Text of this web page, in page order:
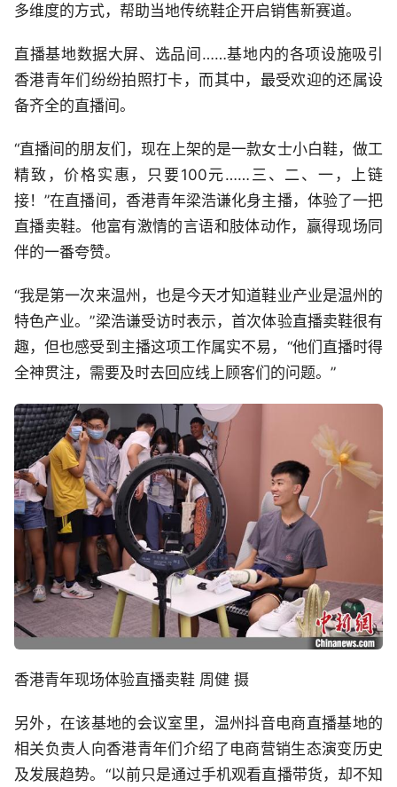
多维度的方式，帮助当地传统鞋企开启销售新赛道。
直播基地数据大屏、选品间……基地内的各项设施吸引
香港青年们纷纷拍照打卡，而其中，最受欢迎的还属设
备齐全的直播间。
“直播间的朋友们，现在上架的是一款女士小白鞋，做工
精致，价格实惠，只要100元……三、二、一，上链
接！”在直播间，香港青年梁浩谦化身主播，体验了一把
直播卖鞋。他富有激情的言语和肢体动作，赢得现场同
伴的一番夸赞。
“我是第一次来温州，也是今天才知道鞋业产业是温州的
特色产业。”梁浩谦受访时表示，首次体验直播卖鞋很有
趣，但也感受到主播这项工作属实不易，“他们直播时得
全神贯注，需要及时去回应线上顾客们的问题。”
香港青年现场体验直播卖鞋 周健 摄
另外，在该基地的会议室里，温州抖音电商直播基地的
相关负责人向香港青年们介绍了电商营销生态演变历史
及发展趋势。“以前只是通过手机观看直播带货，却不知